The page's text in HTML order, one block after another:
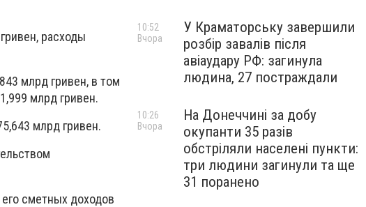
расходы
млрд гривен, в том
млрд гривен.
млрд гривен.
сметных доходов
У Краматорську завершили
розбір завалів після
авіаудару РФ: загинула
людина, 27 постраждали
10:52
Вчора
На Донеччині за добу
окупанти 35 разів
обстріляли населені пункти:
три людини загинули та ще
31 поранено
10:26
Вчора